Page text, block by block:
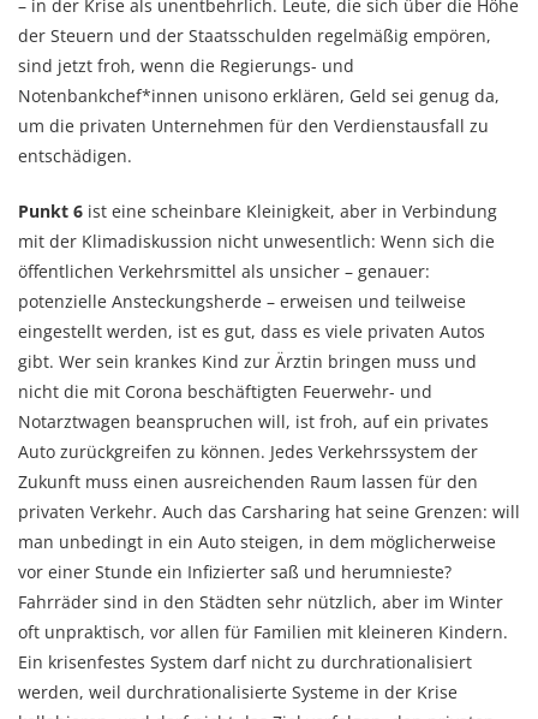
– in der Krise als unentbehrlich. Leute, die sich über die Höhe
der Steuern und der Staatsschulden regelmäßig empören,
sind jetzt froh, wenn die Regierungs- und
Notenbankchef*innen unisono erklären, Geld sei genug da,
um die privaten Unternehmen für den Verdienstausfall zu
entschädigen.
Punkt 6 ist eine scheinbare Kleinigkeit, aber in Verbindung
mit der Klimadiskussion nicht unwesentlich: Wenn sich die
öffentlichen Verkehrsmittel als unsicher – genauer:
potenzielle Ansteckungsherde – erweisen und teilweise
eingestellt werden, ist es gut, dass es viele privaten Autos
gibt. Wer sein krankes Kind zur Ärztin bringen muss und
nicht die mit Corona beschäftigten Feuerwehr- und
Notarztwagen beanspruchen will, ist froh, auf ein privates
Auto zurückgreifen zu können. Jedes Verkehrssystem der
Zukunft muss einen ausreichenden Raum lassen für den
privaten Verkehr. Auch das Carsharing hat seine Grenzen: will
man unbedingt in ein Auto steigen, in dem möglicherweise
vor einer Stunde ein Infizierter saß und herumnieste?
Fahrräder sind in den Städten sehr nützlich, aber im Winter
oft unpraktisch, vor allen für Familien mit kleineren Kindern.
Ein krisenfestes System darf nicht zu durchrationalisiert
werden, weil durchrationalisierte Systeme in der Krise